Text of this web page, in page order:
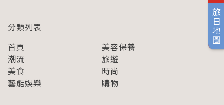
旅日地圖
分類列表
首頁
美容保養
潮流
旅遊
美食
時尚
藝能娛樂
購物